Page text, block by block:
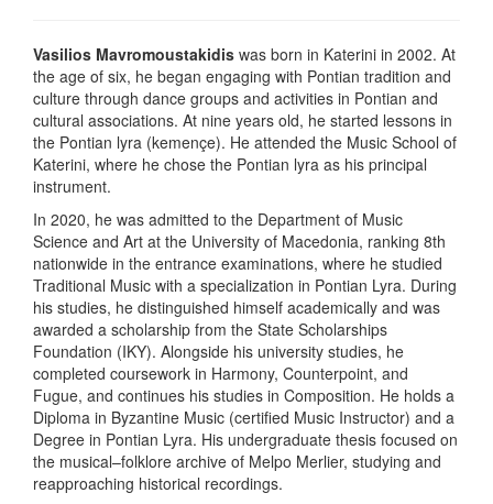
Vasilios Mavromoustakidis was born in Katerini in 2002. At
the age of six, he began engaging with Pontian tradition and
culture through dance groups and activities in Pontian and
cultural associations. At nine years old, he started lessons in
the Pontian lyra (kemençe). He attended the Music School of
Katerini, where he chose the Pontian lyra as his principal
instrument.
In 2020, he was admitted to the Department of Music
Science and Art at the University of Macedonia, ranking 8th
nationwide in the entrance examinations, where he studied
Traditional Music with a specialization in Pontian Lyra. During
his studies, he distinguished himself academically and was
awarded a scholarship from the State Scholarships
Foundation (IKY). Alongside his university studies, he
completed coursework in Harmony, Counterpoint, and
Fugue, and continues his studies in Composition. He holds a
Diploma in Byzantine Music (certified Music Instructor) and a
Degree in Pontian Lyra. His undergraduate thesis focused on
the musical–folklore archive of Melpo Merlier, studying and
reapproaching historical recordings.